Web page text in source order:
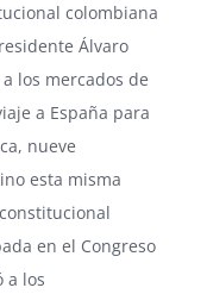
colombiana
Álvaro
los mercados de
a España para
nueve
esta misma
en el Congreso
a los